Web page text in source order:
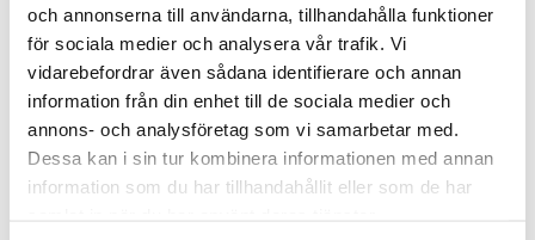
och annonserna till användarna, tillhandahålla funktioner
för sociala medier och analysera vår trafik. Vi
vidarebefordrar även sådana identifierare och annan
information från din enhet till de sociala medier och
annons- och analysföretag som vi samarbetar med.
Dessa kan i sin tur kombinera informationen med annan
information som du har tillhandahållit eller som de har
- Färgåtergivningsindex (CRI): >82
- Effektfaktor (PF): >0,5
- Livslängd: 20 000 timmar
- Tändcykler: >15 000
- Kvicksilverhalt: 0 mg
- Material: PC
- Mått: 4,5 x 8,9 cm
- Energiklass: E
Fortsätt att fynda
Belysning LED-lampor LED-lampor E14
Hemelektronik